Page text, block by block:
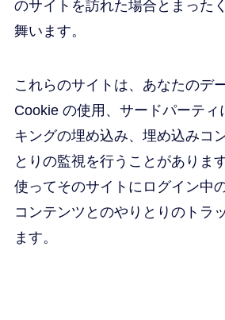
のサイトを訪れた場合とまった
舞います。
これらのサイトは、あなたのデ
Cookie の使用、サードパーティ
キングの埋め込み、埋め込みコ
とりの監視を行うことがありま
使ってそのサイトにログイン中
コンテンツとのやりとりのトラ
ます。